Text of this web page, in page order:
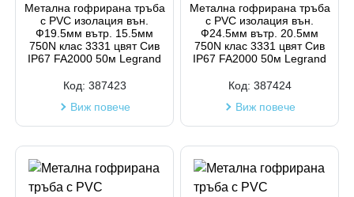
Метална гофрирана тръба
с PVC изолация вън.
Ф19.5мм вътр. 15.5мм
750N клас 3331 цвят Сив
IP67 FA2000 50м Legrand
Код: 387423
Виж повече
Метална гофрирана тръба
с PVC изолация вън.
Ф24.5мм вътр. 20.5мм
750N клас 3331 цвят Сив
IP67 FA2000 50м Legrand
Код: 387424
Виж повече